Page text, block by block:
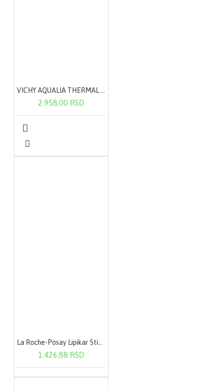
2.958,00 RSD
1.426,88 RSD